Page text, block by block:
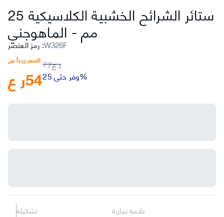
ستائر الشرائح الخشبية الكلاسيكية 25
مم- الماهوجني
:W326F
السعر يبدأ من
ر ع54
ر ع72
وفر حتى 25%
تشكيلة علامة تجارية